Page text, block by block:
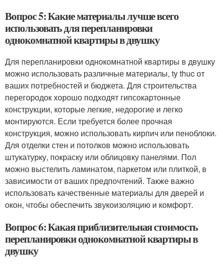
Вопрос 5: Какие материалы лучше всего
использовать для перепланировки
однокомнатной квартиры в двушку
Для перепланировки однокомнатной квартиры в двушку
можно использовать различные материалы, ty thuc от
ваших потребностей и бюджета. Для строительства
перегородок хорошо подходят гипсокартонные
конструкции, которые легкие, недорогие и легко
монтируются. Если требуется более прочная
конструкция, можно использовать кирпич или пеноблоки.
Для отделки стен и потолков можно использовать
штукатурку, покраску или облицовку панелями. Пол
можно выстелить ламинатом, паркетом или плиткой, в
зависимости от ваших предпочтений. Также важно
использовать качественные материалы для дверей и
окон, чтобы обеспечить звукоизоляцию и комфорт.
Вопрос 6: Какая приблизительная стоимость
перепланировки однокомнатной квартиры в
двушку